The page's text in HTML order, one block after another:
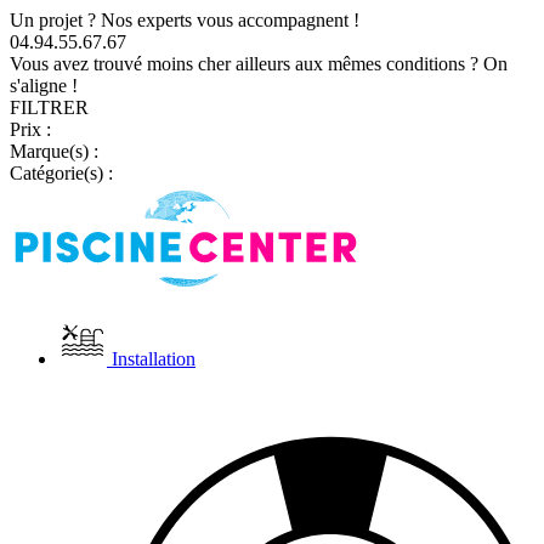
Un projet ? Nos experts vous accompagnent !
04.94.55.67.67
Vous avez trouvé moins cher ailleurs aux mêmes conditions ? On
s'aligne !
FILTRER
Prix :
Marque(s) :
Catégorie(s) :
Installation